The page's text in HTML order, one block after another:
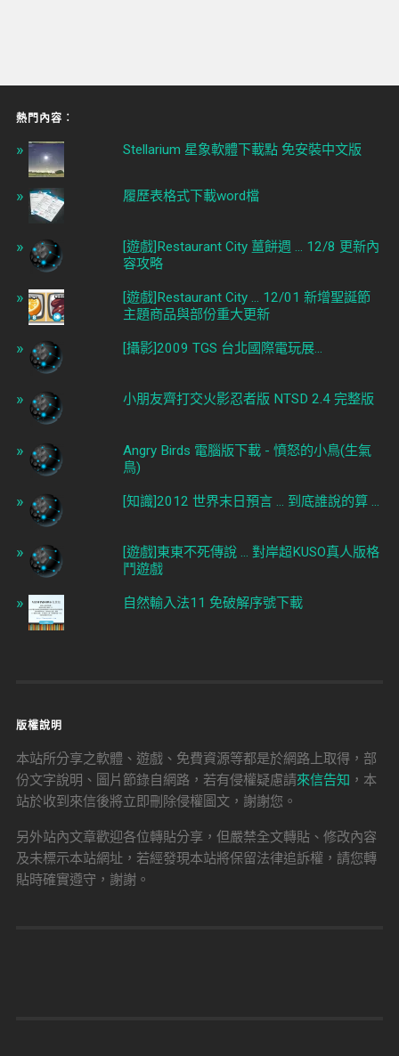
熱門內容︰
Stellarium 星象軟體下載點 免安裝中文版
履歷表格式下載word檔
[遊戲]Restaurant City 薑餅週 ... 12/8 更新內
容攻略
[遊戲]Restaurant City ... 12/01 新增聖誕節
主題商品與部份重大更新
[攝影]2009 TGS 台北國際電玩展...
小朋友齊打交火影忍者版 NTSD 2.4 完整版
Angry Birds 電腦版下載 - 憤怒的小鳥(生氣
鳥)
[知識]2012 世界末日預言 ... 到底誰說的算 ...
[遊戲]東東不死傳說 ... 對岸超KUSO真人版格
鬥遊戲
自然輸入法11 免破解序號下載
版權說明
本站所分享之軟體、遊戲、免費資源等都是於網路上取得，部
份文字說明、圖片節錄自網路，若有侵權疑慮請來信告知 ，本
站於收到來信後將立即刪除侵權圖文，謝謝您。
另外站內文章歡迎各位轉貼分享，但嚴禁全文轉貼、修改內容
及未標示本站網址，若經發現本站將保留法律追訴權，請您轉
貼時確實遵守，謝謝。